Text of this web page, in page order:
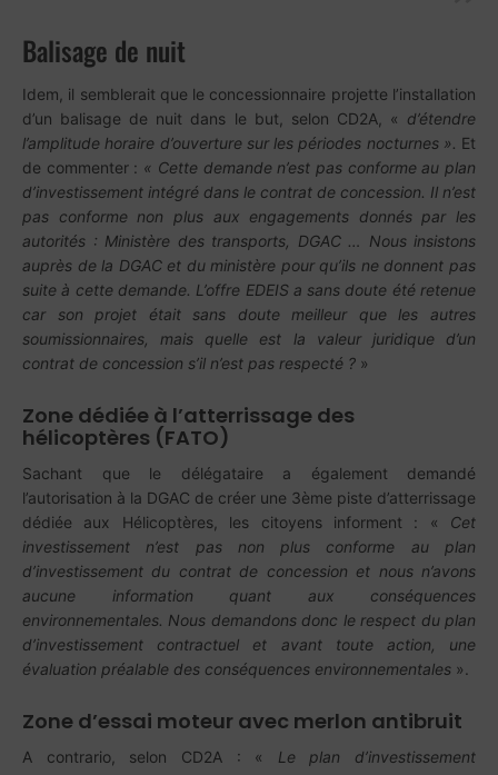
Balisage de nuit
Idem, il semblerait que le concessionnaire projette l’installation
d’un balisage de nuit dans le but, selon CD2A, « d’étendre
l’amplitude horaire d’ouverture sur les périodes nocturnes ». Et
de commenter : « Cette demande n’est pas conforme au plan
d’investissement intégré dans le contrat de concession. Il n’est
pas conforme non plus aux engagements donnés par les
autorités : Ministère des transports, DGAC … Nous insistons
auprès de la DGAC et du ministère pour qu’ils ne donnent pas
suite à cette demande. L’offre EDEIS a sans doute été retenue
car son projet était sans doute meilleur que les autres
soumissionnaires, mais quelle est la valeur juridique d’un
contrat de concession s’il n’est pas respecté ? »
Zone dédiée à l’atterrissage des
hélicoptères (FATO)
Sachant que le délégataire a également demandé
l’autorisation à la DGAC de créer une 3ème piste d’atterrissage
dédiée aux Hélicoptères, les citoyens informent : « Cet
investissement n’est pas non plus conforme au plan
d’investissement du contrat de concession et nous n’avons
aucune information quant aux conséquences
environnementales. Nous demandons donc le respect du plan
d’investissement contractuel et avant toute action, une
évaluation préalable des conséquences environnementales ».
Zone d’essai moteur avec merlon antibruit
A contrario, selon CD2A : « Le plan d’investissement